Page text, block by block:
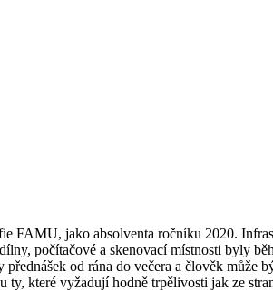
FAMU, jako absolventa ročníku 2020.
počítačové a skenovací místnosti byly
od rána do večera a člověk může
které vyžadují hodně trpělivosti jak ze